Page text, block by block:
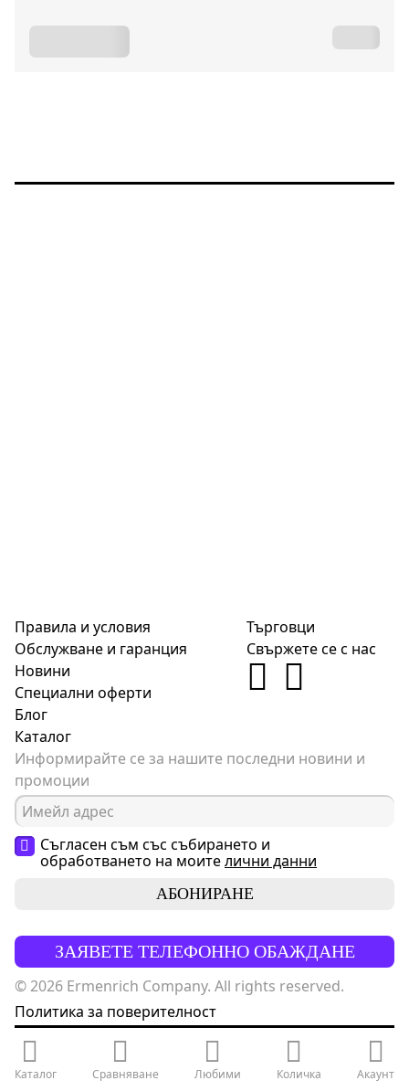
Каталог Сравняване Любими Количка Акаунт
Правила и условия
Обслужване и гаранция
Новини
Специални оферти
Блог
Каталог
Търговци
Свържете се с нас
Информирайте се за нашите последни новини и
промоции
Съгласен съм със събирането и
обработването на моителични данни
АБОНИРАНЕ
ЗАЯВЕТЕ ТЕЛЕФОННО ОБАЖДАНЕ
© 2026 Ermenrich Company. All rights reserved.
Политика за поверителност